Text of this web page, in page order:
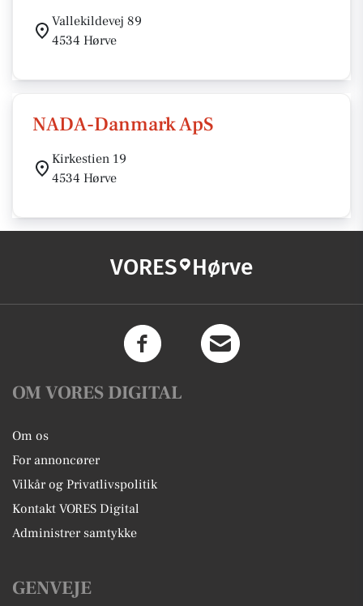
Vallekildevej 89
4534 Hørve
NADA-Danmark ApS
Kirkestien 19
4534 Hørve
VORES Hørve
OM VORES DIGITAL
Om os
For annoncører
Vilkår og Privatlivspolitik
Kontakt VORES Digital
Administrer samtykke
GENVEJE